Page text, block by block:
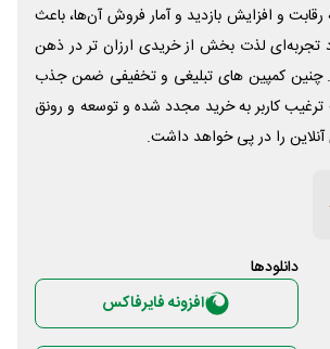
و افزایش بازدید و آمار فروش آن‌ها، باعث
تجربه‌ای لذت بخش از خریدی ارزان تر در ذهن
چنین کمپین های تبلیغی و تخفیفی ضمن جذب
کاربر به خرید مجدد شده و توسعه و رونق
را در پی خواهد داشت.
دانلود‌ها
افزونه فایرفاکس